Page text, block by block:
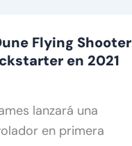
Flying Shooter
en 2021
lanzará una
en primera